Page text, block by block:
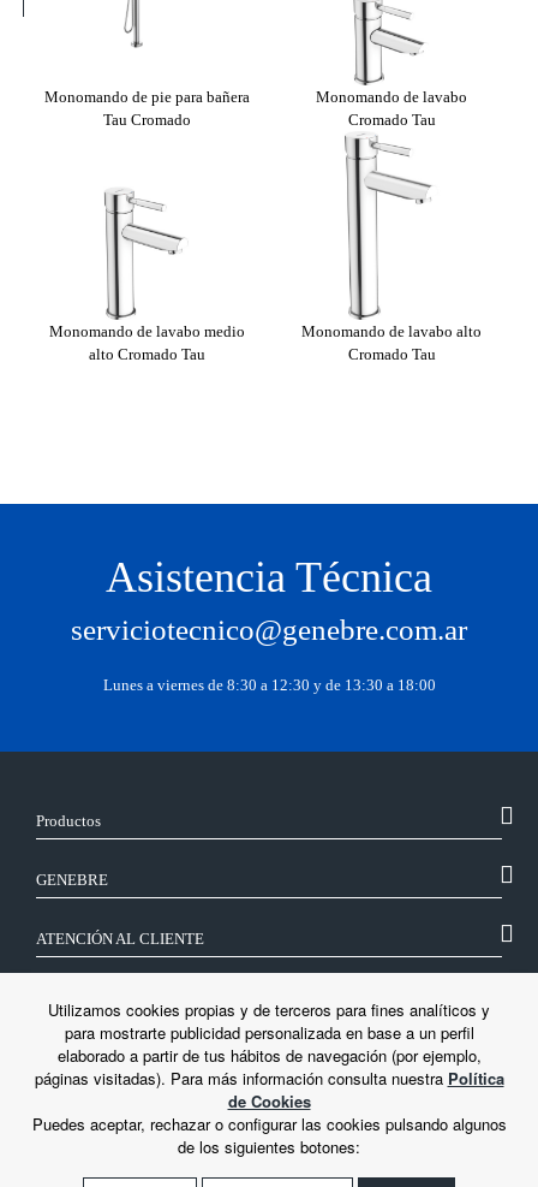
Monomando de pie para bañera
Tau Cromado
Monomando de lavabo
Cromado Tau
Monomando de lavabo medio
alto Cromado Tau
Monomando de lavabo alto
Cromado Tau
Asistencia Técnica
serviciotecnico@genebre.com.ar
Lunes a viernes de 8:30 a 12:30 y de 13:30 a 18:00
Productos
GENEBRE
ATENCIÓN AL CLIENTE
LEGAL
Utilizamos cookies propias y de terceros para fines analíticos y
para mostrarte publicidad personalizada en base a un perfil
elaborado a partir de tus hábitos de navegación (por ejemplo,
páginas visitadas). Para más información consulta nuestra Política
de Cookies
Puedes aceptar, rechazar o configurar las cookies pulsando algunos
de los siguientes botones: